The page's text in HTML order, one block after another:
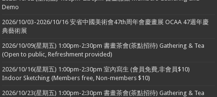
Demo
2026/10/03-2026/10/16 安省中國美術會47th周年會慶畫展 OCAA 47週年慶
典藝術展
2026/10/09(星期五) 1:00pm-2:30pm 書畫茶會(茶點招待) Gathering & Tea
(Open to public, Refreshment provided)
2026/10/16(星期五) 1:00pm-2:30pm 室內寫生 (會員免費,非會員$10)
Indoor Sketching (Members free, Non-members $10)
2026/10/23(星期五) 1:00pm-2:30pm 書畫茶會(茶點招待) Gathering & Tea